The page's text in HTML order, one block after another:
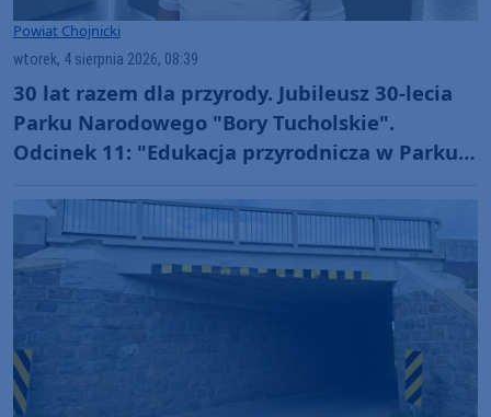
Powiat Chojnicki
wtorek, 4 sierpnia 2026, 08:39
30 lat razem dla przyrody. Jubileusz 30-lecia
Parku Narodowego "Bory Tucholskie".
Odcinek 11: "Edukacja przyrodnicza w Parku